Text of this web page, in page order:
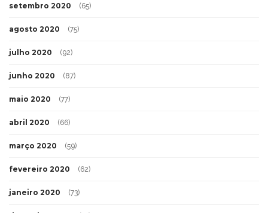
setembro 2020 (65)
agosto 2020 (75)
julho 2020 (92)
junho 2020 (87)
maio 2020 (77)
abril 2020 (66)
março 2020 (59)
fevereiro 2020 (62)
janeiro 2020 (73)